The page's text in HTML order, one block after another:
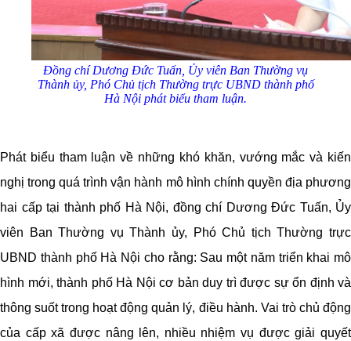
Đồng chí Dương Đức Tuấn, Ủy viên Ban Thường vụ
Thành ủy, Phó Chủ tịch Thường trực UBND thành phố
Hà Nội phát biểu tham luận.
Phát biểu tham luận về những khó khăn, vướng mắc và kiến
nghị trong quá trình vận hành mô hình chính quyền địa phương
hai cấp tại thành phố Hà Nội, đồng chí Dương Đức Tuấn, Ủy
viên Ban Thường vụ Thành ủy, Phó Chủ tịch Thường trực
UBND thành phố Hà Nội cho rằng: Sau một năm triển khai mô
hình mới, thành phố Hà Nội cơ bản duy trì được sự ổn định và
thông suốt trong hoạt động quản lý, điều hành. Vai trò chủ động
của cấp xã được nâng lên, nhiều nhiệm vụ được giải quyết